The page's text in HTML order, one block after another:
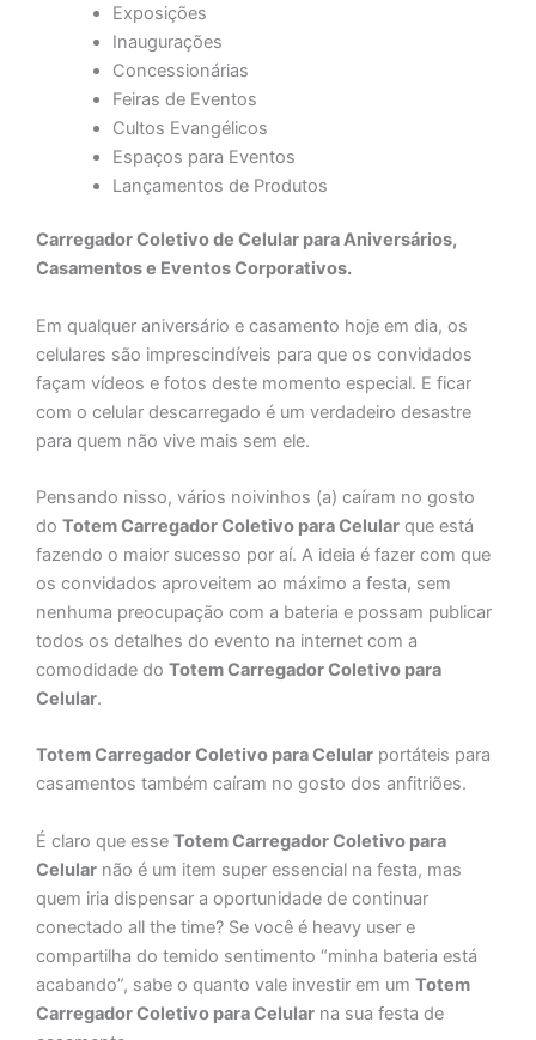
Exposições
Inaugurações
Concessionárias
Feiras de Eventos
Cultos Evangélicos
Espaços para Eventos
Lançamentos de Produtos
Carregador Coletivo de Celular para Aniversários,
Casamentos e Eventos Corporativos.
Em qualquer aniversário e casamento hoje em dia, os
celulares são imprescindíveis para que os convidados
façam vídeos e fotos deste momento especial. E ficar
com o celular descarregado é um verdadeiro desastre
para quem não vive mais sem ele.
Pensando nisso, vários noivinhos (a) caíram no gosto
do TotemCarregador Coletivo para Celular que está
fazendo o maior sucesso por aí. A ideia é fazer com que
os convidados aproveitem ao máximo a festa, sem
nenhuma preocupação com a bateria e possam publicar
todos os detalhes do evento na internet com a
comodidade do TotemCarregador Coletivo para
Celular.
Totem Carregador Coletivo para Celular portáteis para
casamentos também caíram no gosto dos anfitriões.
É claro que esse Totem Carregador Coletivo para
Celular não é um item super essencial na festa, mas
quem iria dispensar a oportunidade de continuar
conectado all the time? Se você é heavy user e
compartilha do temido sentimento “minha bateria está
acabando”, sabe o quanto vale investir em um Totem
Carregador Coletivo para Celular na sua festa de